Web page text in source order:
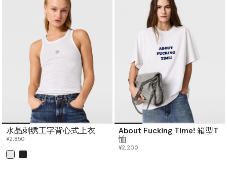
水晶刺绣工字背心式上衣
¥2,850
About Fucking Time! 箱型T
恤
¥2,200